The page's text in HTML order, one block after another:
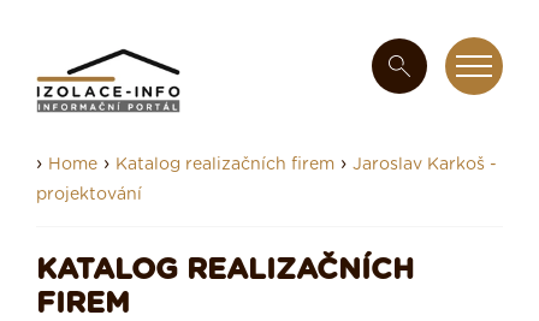
› Home › Katalog realizačních firem › Jaroslav Karkoš -
projektování
KATALOG REALIZAČNÍCH
FIREM